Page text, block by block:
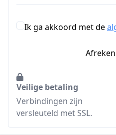
Ik ga akkoord met de
Veilige betaling
Verbindingen zijn
versleuteld met SSL.